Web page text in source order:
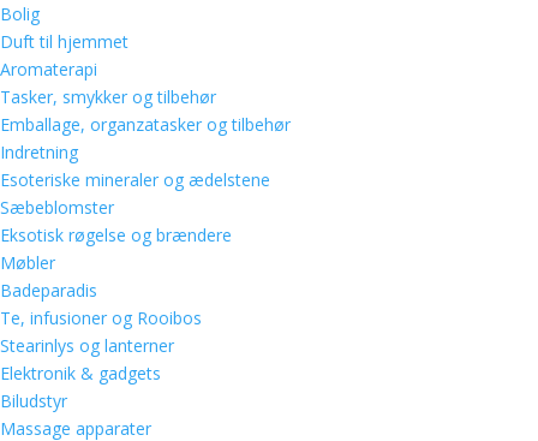
Bolig
Duft til hjemmet
Aromaterapi
Tasker, smykker og tilbehør
Emballage, organzatasker og tilbehør
Indretning
Esoteriske mineraler og ædelstene
Sæbeblomster
Eksotisk røgelse og brændere
Møbler
Badeparadis
Te, infusioner og Rooibos
Stearinlys og lanterner
Elektronik & gadgets
Biludstyr
Massage apparater